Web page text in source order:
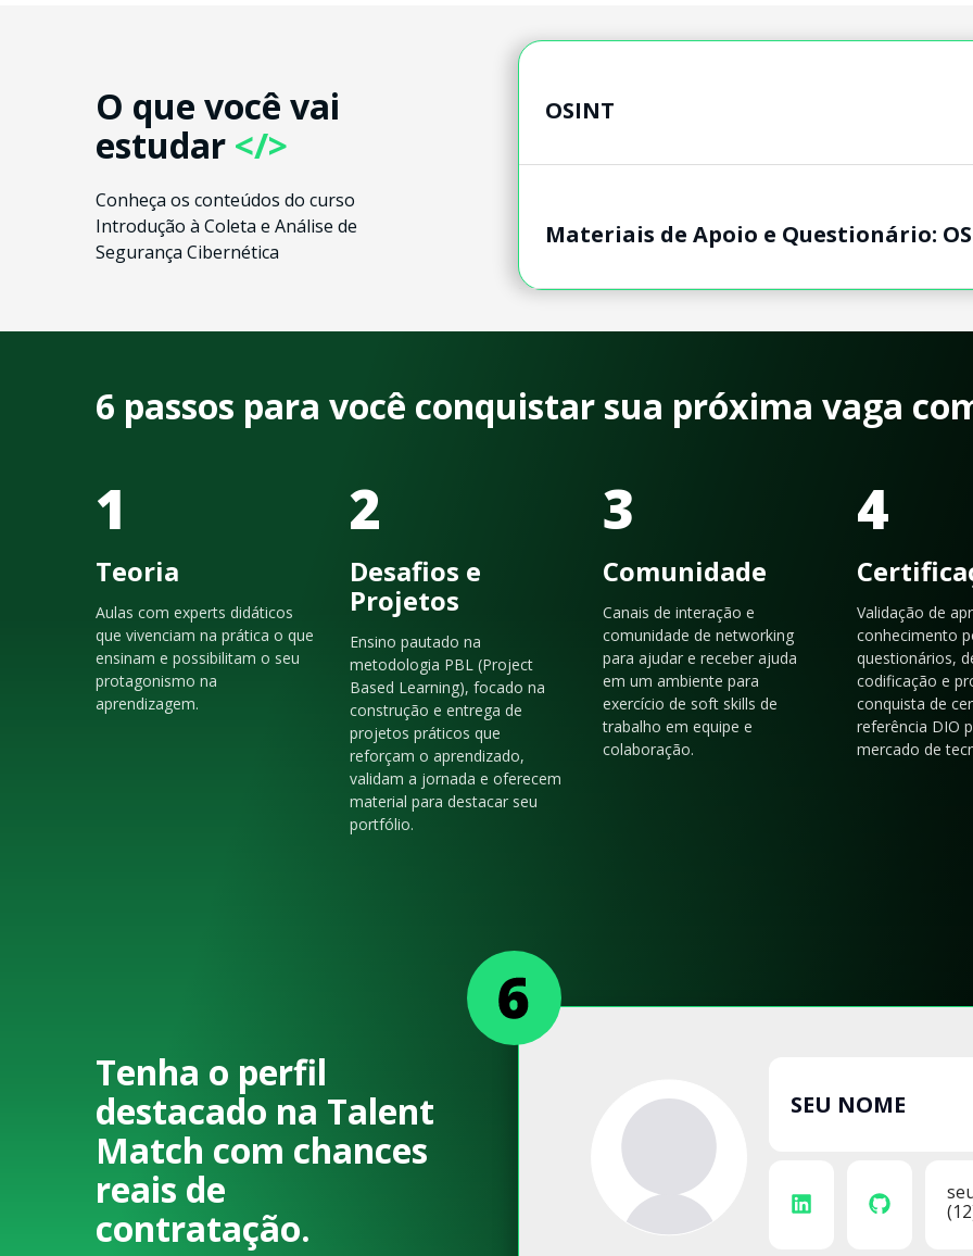
O que você vai
estudar </>
Conheça os conteúdos do curso
Introdução à Coleta e Análise de
Segurança Cibernética
OSINT
Materiais de Apoio e Questionário:
6 passos para você conquistar sua próxima vaga
1
Teoria
Aulas com experts didáticos
que vivenciam na prática o que
ensinam e possibilitam o seu
protagonismo na
aprendizagem.
2
Desafios e
Projetos
Ensino pautado na
metodologia PBL (Project
Based Learning), focado na
construção e entrega de
projetos práticos que
reforçam o aprendizado,
validam a jornada e oferecem
material para destacar seu
portfólio.
3
Comunidade
Canais de interação e
comunidade de networking
para ajudar e receber ajuda
em um ambiente para
exercício de soft skills de
trabalho em equipe e
colaboração.
4
Validação de
conhecimento
questionários,
codificação e
conquista de
referência DIO
mercado de
Tenha o perfil
destacado na Talent
Match com chances
reais de
contratação.
SEU NOME